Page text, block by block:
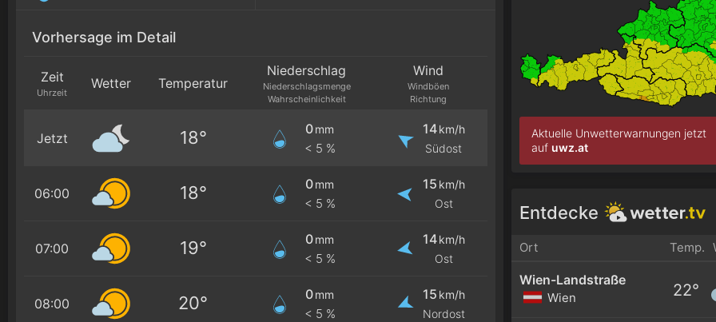
Vorhersage im Detail
Zeit
Uhrzeit
Wetter Temperatur
Niederschlag
Niederschlagsmenge
Wahrscheinlichkeit
Wind
Windböen
Richtung
Jetzt 18° 0mm
< 5 %
14 km/h
Südost
06:00 18° 0mm
< 5 %
15 km/h
Ost
07:00 19° 0mm
< 5 %
14 km/h
Ost
08:00 20° 0mm
< 5 %
15 km/h
Nordost
Aktuelle Unwetterwarnungen jetzt
auf uwz.at
Entdecke
Ort Temp.
Wien-Landstraße
Wien 22°